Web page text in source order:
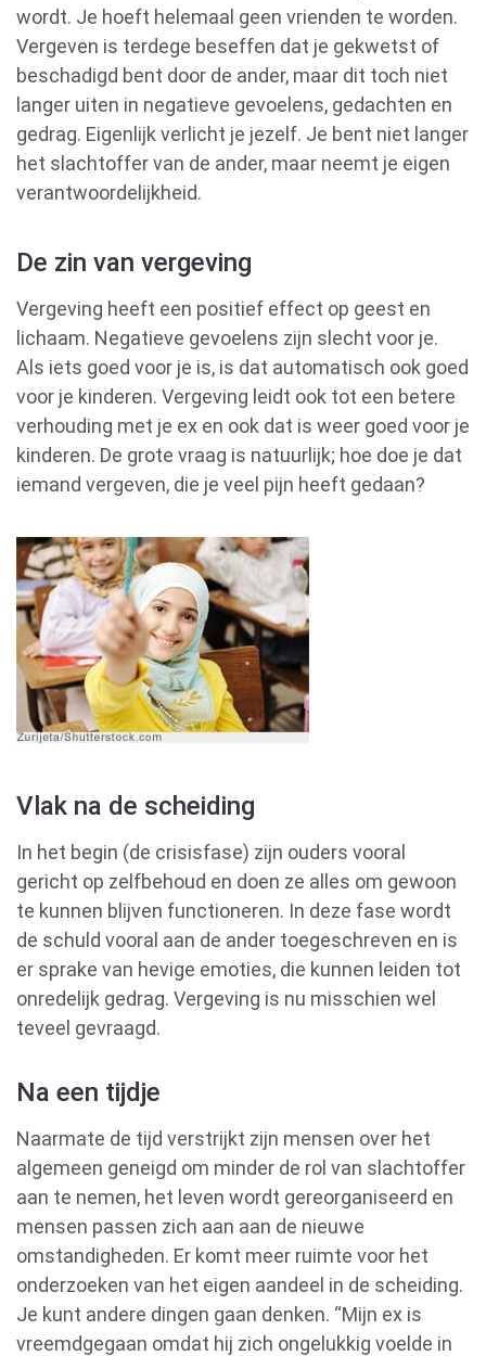
wordt. Je hoeft helemaal geen vrienden te worden.
Vergeven is terdege beseffen dat je gekwetst of
beschadigd bent door de ander, maar dit toch niet
langer uiten in negatieve gevoelens, gedachten en
gedrag. Eigenlijk verlicht je jezelf. Je bent niet langer
het slachtoffer van de ander, maar neemt je eigen
verantwoordelijkheid.
De zin van vergeving
Vergeving heeft een positief effect op geest en
lichaam. Negatieve gevoelens zijn slecht voor je.
Als iets goed voor je is, is dat automatisch ook goed
voor je kinderen. Vergeving leidt ook tot een betere
verhouding met je ex en ook dat is weer goed voor je
kinderen. De grote vraag is natuurlijk; hoe doe je dat
iemand vergeven, die je veel pijn heeft gedaan?
Vlak na de scheiding
In het begin (de crisisfase) zijn ouders vooral
gericht op zelfbehoud en doen ze alles om gewoon
te kunnen blijven functioneren. In deze fase wordt
de schuld vooral aan de ander toegeschreven en is
er sprake van hevige emoties, die kunnen leiden tot
onredelijk gedrag. Vergeving is nu misschien wel
teveel gevraagd.
Na een tijdje
Naarmate de tijd verstrijkt zijn mensen over het
algemeen geneigd om minder de rol van slachtoffer
aan te nemen, het leven wordt gereorganiseerd en
mensen passen zich aan aan de nieuwe
omstandigheden. Er komt meer ruimte voor het
onderzoeken van het eigen aandeel in de scheiding.
Je kunt andere dingen gaan denken. “Mijn ex is
vreemdgegaan omdat hij zich ongelukkig voelde in